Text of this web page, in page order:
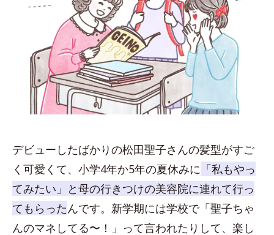
デビューしたばかりの松田聖子さんの髪型がすご
く可愛くて、小学4年か5年の夏休みに 「私もやっ
てみたい」と母の行きつけの美容院に連れて行っ
てもらったんです。新学期には学校で「聖子ちゃ
んのマネしてる〜！」って言われたりして、楽し